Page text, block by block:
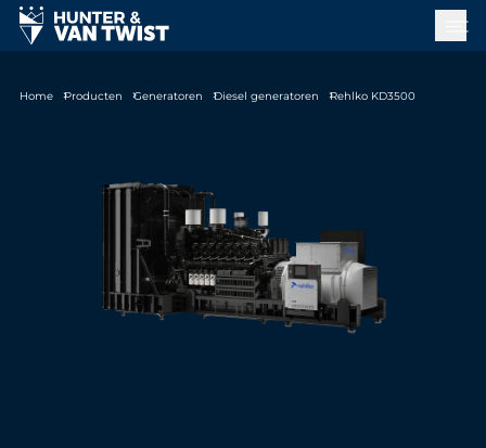
Home Producten Generatoren Diesel generatoren Rehlko KD3500